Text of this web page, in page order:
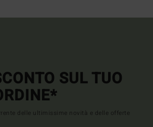
SUL TUO
delle ultimissime novità e delle offerte